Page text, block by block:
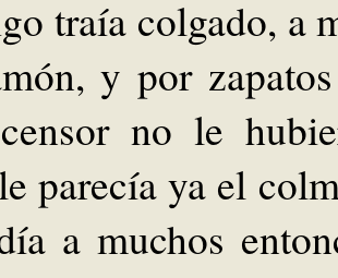
traía colgado, a
y por
no le
parecía ya el
a muchos